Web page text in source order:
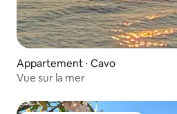
Appartement ⋅ Cavo
Vue sur la mer